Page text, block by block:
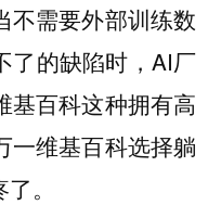
不需要外部训练数
了的缺陷时，AI厂
基百科这种拥有高
一维基百科选择躺
。